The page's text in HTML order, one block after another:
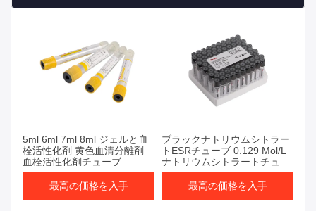
5ml 6ml 7ml 8ml ジェルと血
栓活性化剤 黄色血清分離剤
血栓活性化剤チューブ
最高の価格を入手
ブラックナトリウムシトラー
トESRチューブ 0.129 Mol/L
ナトリウムシトラートチュー
ブ 10 Ml
最高の価格を入手